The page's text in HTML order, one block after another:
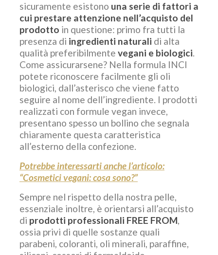
sicuramente esistono una serie di fattori a
cui prestare attenzione nell’acquisto del
prodotto in questione: primo fra tutti la
presenza di ingredienti naturali di alta
qualità preferibilmente vegani e biologici.
Come assicurarsene? Nella formula INCI
potete riconoscere facilmente gli oli
biologici, dall’asterisco che viene fatto
seguire al nome dell’ingrediente. I prodotti
realizzati con formule vegan invece,
presentano spesso un bollino che segnala
chiaramente questa caratteristica
all’esterno della confezione.
Potrebbe interessarti anche l’articolo:
“Cosmetici vegani: cosa sono?”
Sempre nel rispetto della nostra pelle,
essenziale inoltre, è orientarsi all’acquisto
di prodotti professionali FREE FROM,
ossia privi di quelle sostanze quali
parabeni, coloranti, oli minerali, paraffine,